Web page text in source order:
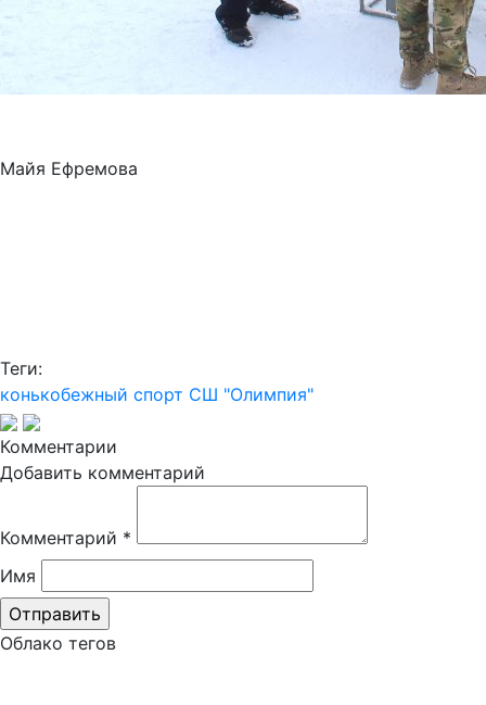
Майя Ефремова
Теги:
конькобежный спорт СШ "Олимпия"
Комментарии
Добавить комментарий
Комментарий *
Имя
Облако тегов